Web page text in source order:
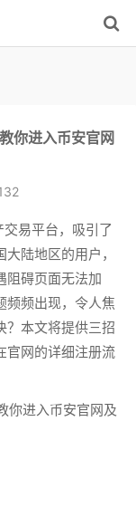
你进入币安官网
易平台，吸引了
陆地区的用户，
阻碍页面无法加
频频出现，令人焦
？本文将提供三招
官网的详细注册流